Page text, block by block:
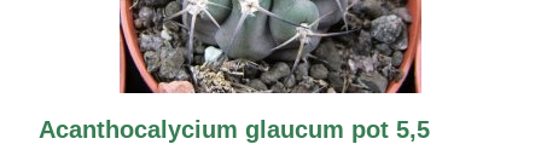
Acanthocalycium glaucum pot 5,5